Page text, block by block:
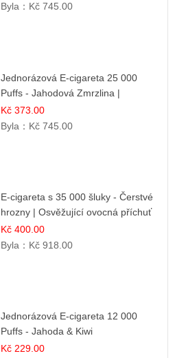
Byla： Kč 745.00
Jednorázová E-cigareta 25 000
Puffs - Jahodová Zmrzlina |
Krémová sladká příchuť
Kč 373.00
Byla： Kč 745.00
E-cigareta s 35 000 šluky - Čerstvé
hrozny | Osvěžující ovocná příchuť
Kč 400.00
Byla： Kč 918.00
Jednorázová E-cigareta 12 000
Puffs - Jahoda & Kiwi
Kč 229.00